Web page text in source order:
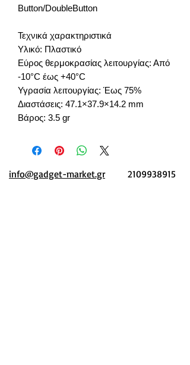
Button/DoubleButton
Τεχνικά χαρακτηριστικά
Υλικό: Πλαστικό
Εύρος θερμοκρασίας λειτουργίας: Από
-10°C έως +40°C
Υγρασία λειτουργίας: Έως 75%
Διαστάσεις: 47.1×37.9×14.2 mm
Βάρος: 3.5 gr
info@gadget-market.gr 2109938915